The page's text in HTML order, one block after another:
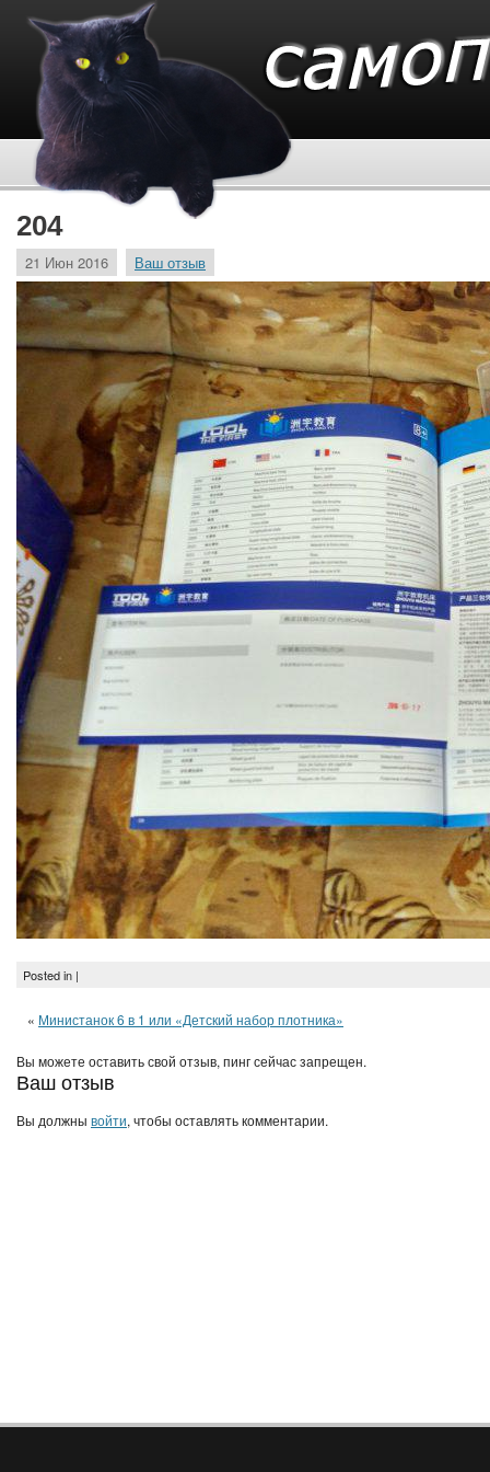
204
21 Июн 2016 Ваш отзыв
Posted in |
« Министанок 6 в 1 или «Детский набор плотника»
Вы можете оставить свой отзыв, пинг сейчас запрещен.
Ваш отзыв
Вы должны войти, чтобы оставлять комментарии.